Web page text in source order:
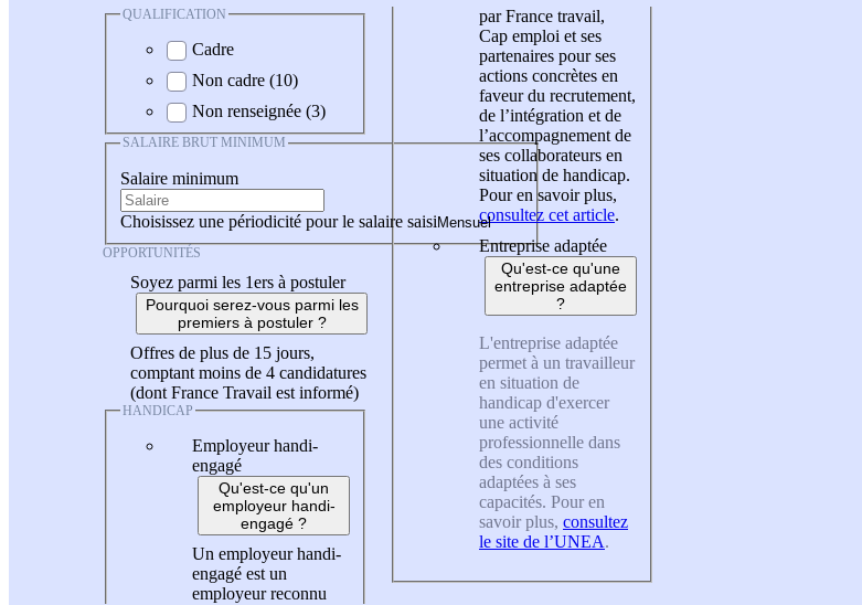
QUALIFICATION
Cadre
Non cadre (10)
Non renseignée (3)
SALAIRE BRUT MINIMUM
Salaire minimum
Choisissez une périodicité pour le salaire saisi
OPPORTUNITÉS
Soyez parmi les 1ers à postuler
Pourquoi serez-vous parmi les
premiers à postuler ?
Offres de plus de 15 jours,
comptant moins de 4 candidatures
(dont France Travail est informé)
HANDICAP
Employeur handi-
engagé
Qu'est-ce qu'un
employeur handi-
engagé ?
Un employeur handi-
engagé est un
employeur reconnu
par France travail,
Cap emploi et ses
partenaires pour ses
actions concrètes en
faveur du recrutement,
de l’intégration et de
l’accompagnement de
ses collaborateurs en
situation de handicap.
Pour en savoir plus,
consultez cet article.
Entreprise adaptée
Qu'est-ce qu'une
entreprise adaptée
?
L'entreprise adaptée
permet à un travailleur
en situation de
handicap d'exercer
une activité
professionnelle dans
des conditions
adaptées à ses
capacités. Pour en
savoir plus, consultez
le site de l’UNEA.